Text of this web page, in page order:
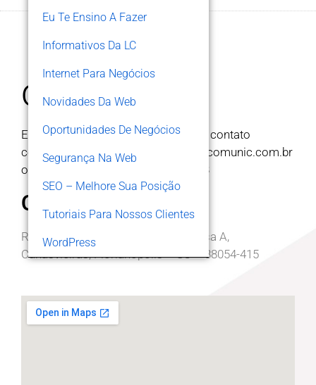
Eu Te Ensino A Fazer
Informativos Da LC
Internet Para Negócios
Novidades Da Web
Oportunidades De Negócios
Segurança Na Web
SEO – Melhore Sua Posição
Tutoriais Para Nossos Clientes
WordPress
contato
Estamos sempre a dispor, entre em contato
conosco pelo e-maillccomunic@lccomunic.com.br
ou telefone / whats (48) 99192-0713
Onde Estamos?
Rua João Coelho da Costa, 275, Casa A,
Canasvieiras, Florianópolis – SC – 88054-415